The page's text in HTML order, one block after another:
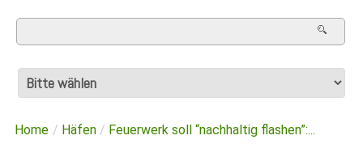
Home / Häfen / Feuerwerk soll “nachhaltig flashen”:...